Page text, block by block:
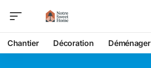
Chantier Décoration Déménager